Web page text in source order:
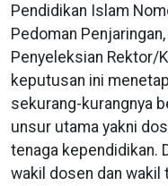
Pendidikan Islam
Pedoman
Penyeleksian Rektor/
keputusan ini
sekurang-kurangnya
unsur utama yakni
tenaga kependidikan.
wakil dosen dan wakil